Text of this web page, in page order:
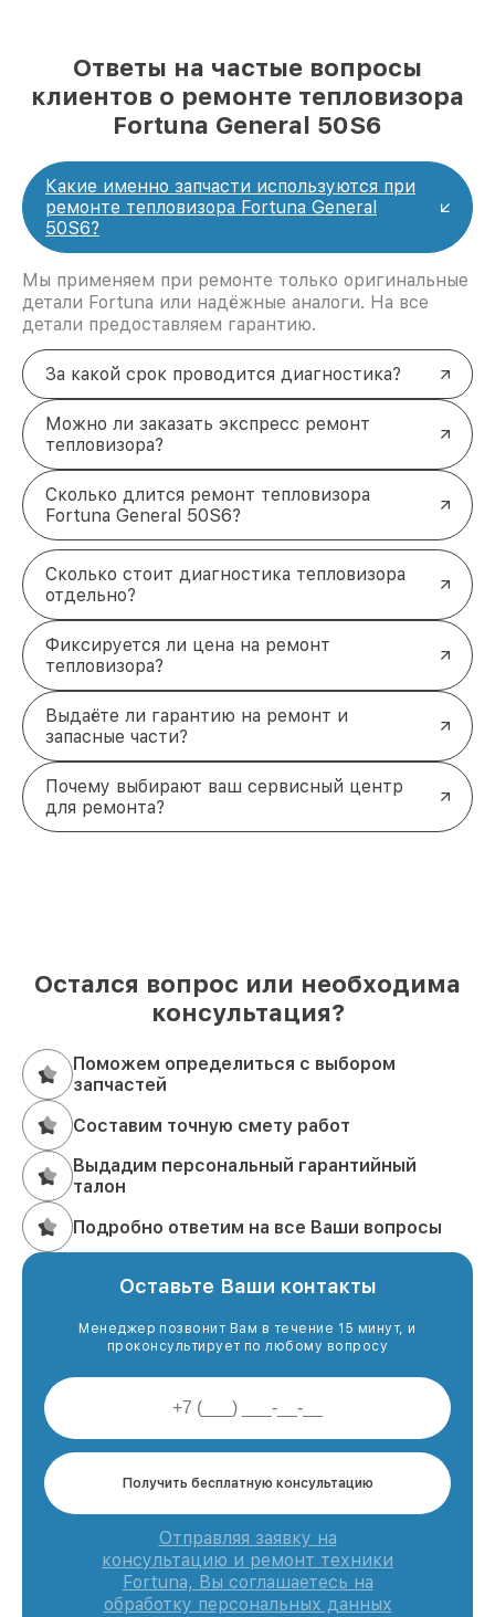
Ответы на частые вопросы
клиентов о ремонте тепловизора
Fortuna General 50S6
Какие именно запчасти используются при
ремонте тепловизора Fortuna General
50S6?
Мы применяем при ремонте только оригинальные
детали Fortuna или надёжные аналоги. На все
детали предоставляем гарантию.
За какой срок проводится диагностика?
Можно ли заказать экспресс ремонт
тепловизора?
Сколько длится ремонт тепловизора
Fortuna General 50S6?
Сколько стоит диагностика тепловизора
отдельно?
Фиксируется ли цена на ремонт
тепловизора?
Выдаёте ли гарантию на ремонт и
запасные части?
Почему выбирают ваш сервисный центр
для ремонта?
Остался вопрос или необходима
консультация?
Поможем определиться с выбором
запчастей
Составим точную смету работ
Выдадим персональный гарантийный
талон
Подробно ответим на все Ваши вопросы
Оставьте Ваши контакты
Менеджер позвонит Вам в течение 15 минут, и
проконсультирует по любому вопросу
Получить бесплатную консультацию
Отправляя заявку на
консультацию и ремонт техники
Fortuna, Вы соглашаетесь на
обработку персональных данных